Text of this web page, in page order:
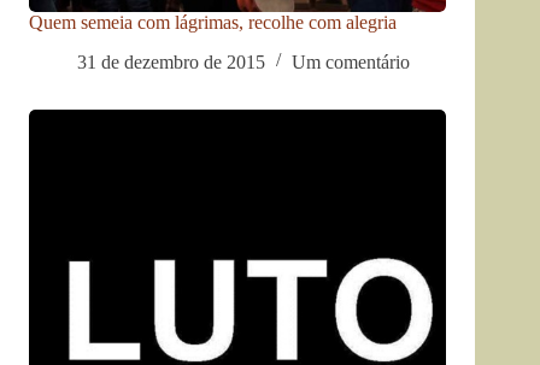
Quem semeia com lágrimas, recolhe com alegria
31 de dezembro de 2015
Um comentário